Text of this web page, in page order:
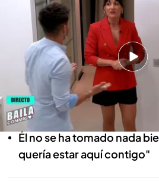
Baila conmigo
22 ABR 2022 - 21:49h.
Sigue Cuatro EN DIRECTO
Gal·la se convierte en la
tras su historia con Manuel
Él no se ha tomado nada
quería estar aquí contigo"